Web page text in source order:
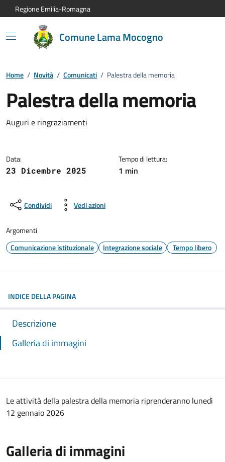
Vai al contenuto principale
Vai alla navigazione del sito
Vai al piede di pagina
Regione Emilia-Romagna
Comune Lama Mocogno
Home / Novità / Comunicati / Palestra della memoria
Palestra della memoria
Dettagli del comunicato:
Auguri e ringraziamenti
Data:
23 Dicembre 2025
Tempo di lettura:
1 min
Condividi Vedi azioni
Argomenti
Comunicazione istituzionale
Integrazione sociale Tempo libero
INDICE DELLA PAGINA
Descrizione
Galleria di immagini
Le attività della palestra della memoria riprenderanno lunedì
12 gennaio 2026
Galleria di immagini